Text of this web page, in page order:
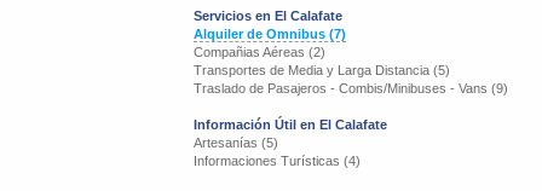
Servicios en El Calafate
Alquiler de Omnibus (7)
Compañias Aéreas (2)
Transportes de Media y Larga Distancia (5)
Traslado de Pasajeros - Combis/Minibuses - Vans (9)
Información Útil en El Calafate
Artesanías (5)
Informaciones Turísticas (4)